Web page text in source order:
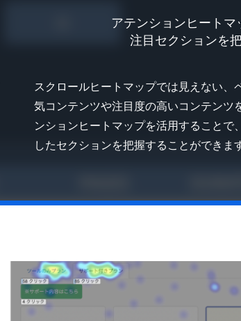
アテンションヒートマ
注目セクションを
スクロールヒートマップでは見えない、
気コンテンツや注目度の高いコンテンツ
ンションヒートマップを活用することで
したセクションを把握することができま